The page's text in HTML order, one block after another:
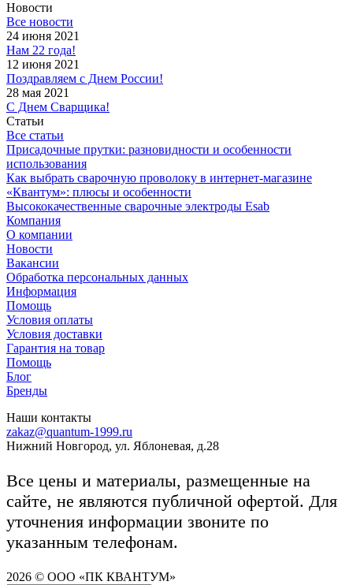
Новости
Все новости
24 июня 2021
Нам 22 года!
12 июня 2021
Поздравляем с Днем России!
28 мая 2021
С Днем Сварщика!
Статьи
Все статьи
Присадочные прутки: разновидности и особенности
использования
Как выбрать сварочную проволоку в интернет-магазине
«Квантум»: плюсы и особенности
Высококачественные сварочные электроды Esab
Компания
О компании
Новости
Вакансии
Обработка персональных данных
Информация
Помощь
Условия оплаты
Условия доставки
Гарантия на товар
Помощь
Блог
Бренды
Наши контакты
zakaz@quantum-1999.ru
Нижний Новгород, ул. Яблоневая, д.28
Все цены и материалы, размещенные на
сайте, не являются публичной офертой. Для
уточнения информации звоните по
указанным телефонам.
2026 © ООО «ПК КВАНТУМ»